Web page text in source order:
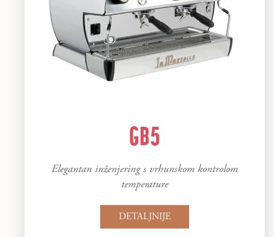
GB5
Elegantan inženjering s vrhunskom kontrolom
temperature
DETALJNIJE